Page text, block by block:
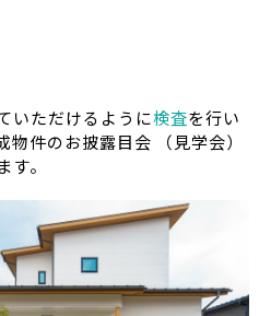
いただけるように検査を行い
物件のお披露目会 （見学会）
。